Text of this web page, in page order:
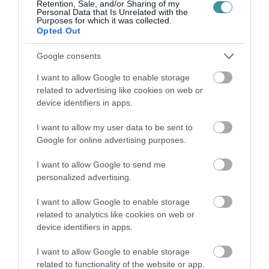
Retention, Sale, and/or Sharing of my
Personal Data that Is Unrelated with the
Purposes for which it was collected.
Opted Out
Google consents
I want to allow Google to enable storage
related to advertising like cookies on web or
device identifiers in apps.
I want to allow my user data to be sent to
Google for online advertising purposes.
I want to allow Google to send me
personalized advertising.
I want to allow Google to enable storage
related to analytics like cookies on web or
device identifiers in apps.
I want to allow Google to enable storage
related to functionality of the website or app.
4. 100 adagos melegítőkonyha
5. 40 férőhelyes étkező
6. Orvosi rendelő hajléktalanok számára
7. A kiszolgáló helyiségek bővítéssel és
átalakítással történő kialakítása
8. Akadálymentesítés
9. Utólagos hőszigetelés és nyílászárók
cseréje
11. Tetőfelújítás
– A létesítményt a meglévő épület
épület északi végéhez földszintes raktárt és